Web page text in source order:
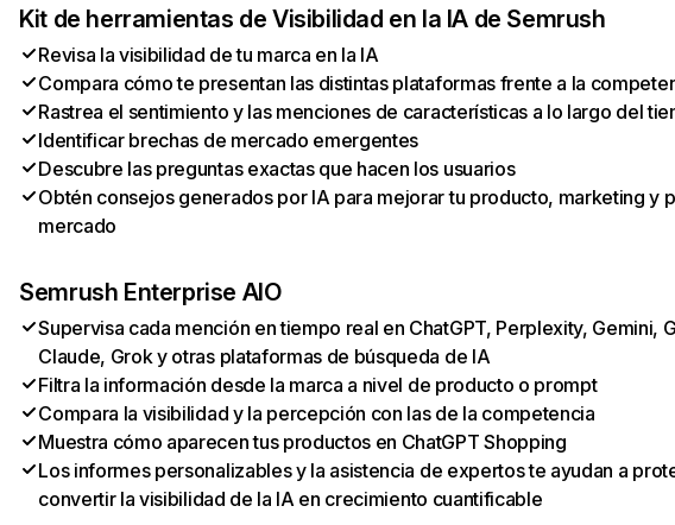
Kit de herramientas de Visibilidad en la IA de Semrush
Revisa la visibilidad de tu marca en la IA
Compara cómo te presentan las distintas plataformas frente a la
Rastrea el sentimiento y las menciones de características a lo largo del
Identificar brechas de mercado emergentes
Descubre las preguntas exactas que hacen los usuarios
Obtén consejos generados por IA para mejorar tu producto, marketing y
mercado
Semrush Enterprise AIO
Supervisa cada mención en tiempo real en ChatGPT, Perplexity, Gemini,
Claude, Grok y otras plataformas de búsqueda de IA
Filtra la información desde la marca a nivel de producto o prompt
Compara la visibilidad y la percepción con las de la competencia
Muestra cómo aparecen tus productos en ChatGPT Shopping
Los informes personalizables y la asistencia de expertos te ayudan a
convertir la visibilidad de la IA en crecimiento cuantificable